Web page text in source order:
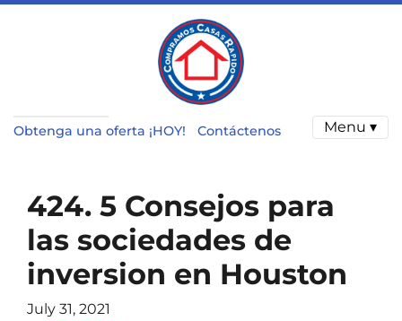
Obtenga una oferta ¡HOY! Contáctenos Menu ▾
424. 5 Consejos para
las sociedades de
inversion en Houston
July 31, 2021